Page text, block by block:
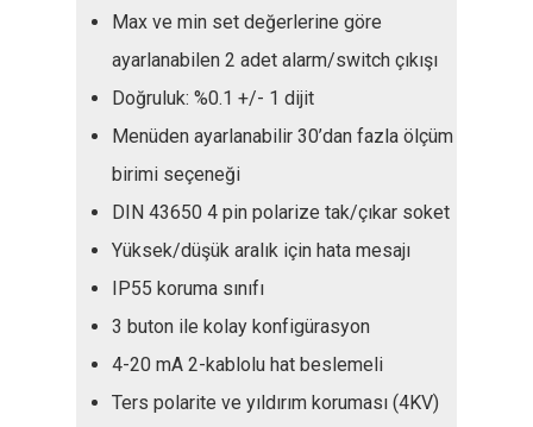
Max ve min set değerlerine göre
ayarlanabilen 2 adet alarm/switch çıkışı
Doğruluk: %0.1 +/- 1 dijit
Menüden ayarlanabilir 30’dan fazla ölçüm
birimi seçeneği
DIN 43650 4 pin polarize tak/çıkar soket
Yüksek/düşük aralık için hata mesajı
IP55 koruma sınıfı
3 buton ile kolay konfigürasyon
4-20 mA 2-kablolu hat beslemeli
Ters polarite ve yıldırım koruması (4KV)